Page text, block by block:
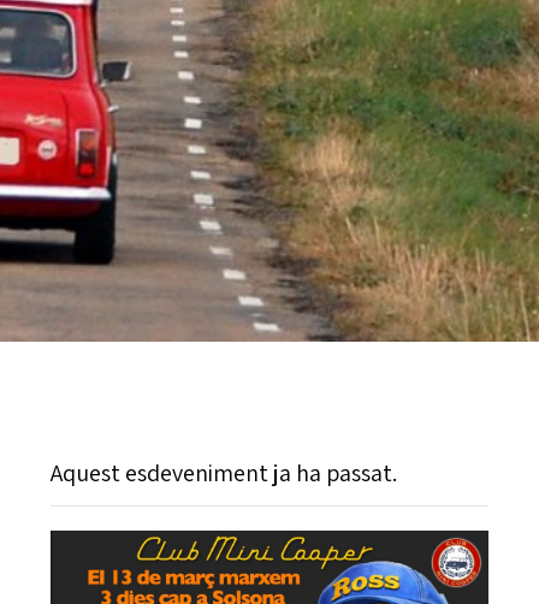
Aquest esdeveniment ja ha passat.